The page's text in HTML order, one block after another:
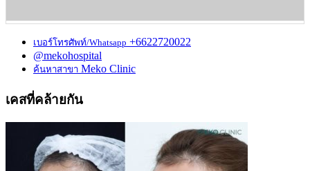
เบอร์โทรศัพท์/Whatsapp +6622720022
@mekohospital
ค้นหาสาขา Meko Clinic
เคสที่คล้ายกัน